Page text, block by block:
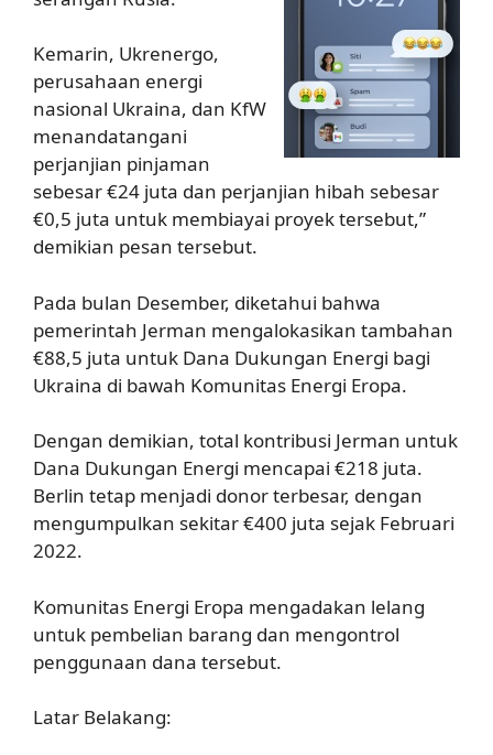
Kemarin, Ukrenergo,
perusahaan energi
nasional Ukraina, dan KfW
menandatangani
perjanjian pinjaman
sebesar €24 juta dan perjanjian hibah sebesar
€0,5 juta untuk membiayai proyek tersebut,”
demikian pesan tersebut.
Pada bulan Desember, diketahui bahwa
pemerintah Jerman mengalokasikan tambahan
€88,5 juta untuk Dana Dukungan Energi bagi
Ukraina di bawah Komunitas Energi Eropa.
Dengan demikian, total kontribusi Jerman untuk
Dana Dukungan Energi mencapai €218 juta.
Berlin tetap menjadi donor terbesar, dengan
mengumpulkan sekitar €400 juta sejak Februari
2022.
Komunitas Energi Eropa mengadakan lelang
untuk pembelian barang dan mengontrol
penggunaan dana tersebut.
Latar Belakang: